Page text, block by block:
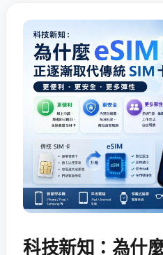
科技新知：為什